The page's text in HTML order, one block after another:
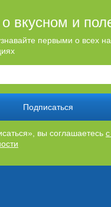
вкусном и
первыми о всех
Подписаться
вы соглашаетесь